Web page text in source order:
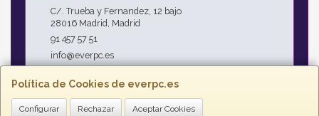
Política de Cookies de everpc.es
Configurar Rechazar Aceptar Cookies
C/. Trueba y Fernandez, 12 bajo
28016 Madrid, Madrid
91 457 57 51
info@everpc.es
Horario